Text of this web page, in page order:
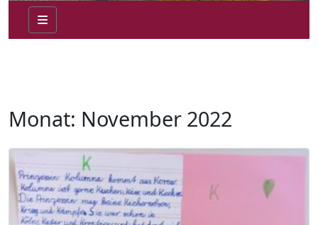
Monat: November 2022